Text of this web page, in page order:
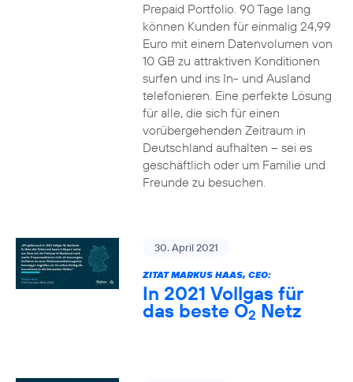
Prepaid Portfolio. 90 Tage lang
können Kunden für einmalig 24,99
Euro mit einem Datenvolumen von
10 GB zu attraktiven Konditionen
surfen und ins In- und Ausland
telefonieren. Eine perfekte Lösung
für alle, die sich für einen
vorübergehenden Zeitraum in
Deutschland aufhalten – sei es
geschäftlich oder um Familie und
Freunde zu besuchen.
30. April 2021
ZITAT MARKUS HAAS, CEO:
In 2021 Vollgas für
das beste O2 Netz